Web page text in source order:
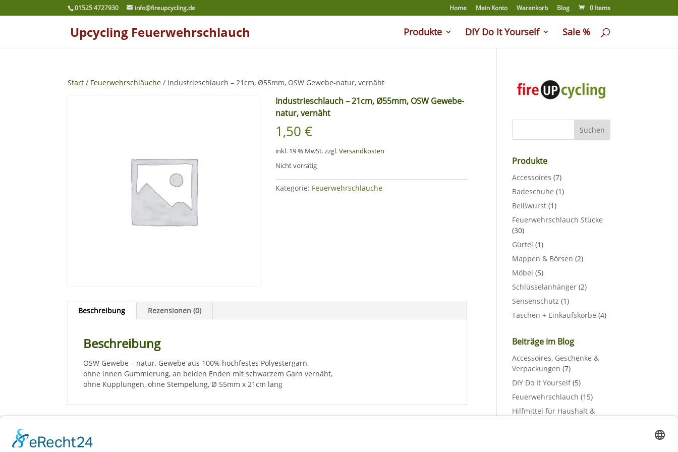
01525 4727930 info@fireupcycling.de Home Mein Konto Warenkorb Blog 0 Items
Upcycling Feuerwehrschlauch Produkte DIY Do It Yourself Sale %
Start / Feuerwehrschläuche / Industrieschlauch – 21cm, Ø55mm, OSW Gewebe-natur, vernäht
Industrieschlauch – 21cm, Ø55mm, OSW Gewebe-
natur, vernäht
1,50€
inkl. 19 % MwSt.zzgl.Versandkosten
Nicht vorrätig
Kategorie: Feuerwehrschläuche
Beschreibung Rezensionen (0)
Beschreibung
OSW Gewebe – natur, Gewebe aus 100% hochfestes Polyestergarn,
ohne innen Gummierung, an beiden Enden mit schwarzem Garn vernäht,
ohne Kupplungen, ohne Stempelung, Ø 55mm x 21cm lang
Produkte
Accessoires (7)
Badeschuhe (1)
Beißwurst (1)
Feuerwehrschlauch Stücke
(30)
Gürtel (1)
Mappen & Börsen (2)
Möbel (5)
Schlüsselanhänger (2)
Sensenschutz (1)
Taschen + Einkaufskörbe (4)
Beiträge im Blog
Accessoires, Geschenke &
Verpackungen (7)
DIY Do It Yourself(5)
Feuerwehrschlauch (15)
Hilfmittel für Haushalt &